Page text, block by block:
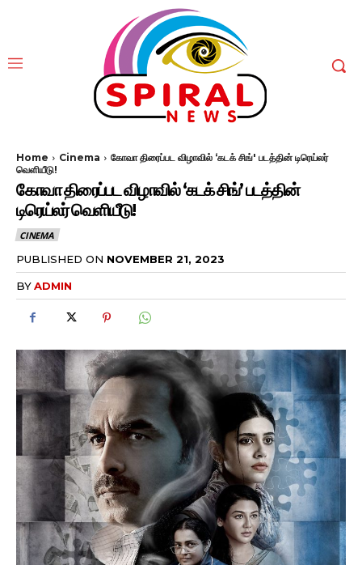
Home Cinema
கோவா திரைப்பட விழாவில் ‘கடக் சிங்' படத்தின் டிரெய்லர்
வெளியீடு!
கோவா திரைப்பட விழாவில் ‘கடக் சிங்’ படத்தின்
டிரெய்லர் வெளியீடு!
CINEMA
PUBLISHED ON NOVEMBER 21, 2023
BYADMIN